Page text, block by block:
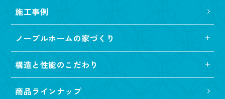
施工事例
ノーブルホームの家づくり
構造と性能のこだわり
商品ラインナップ